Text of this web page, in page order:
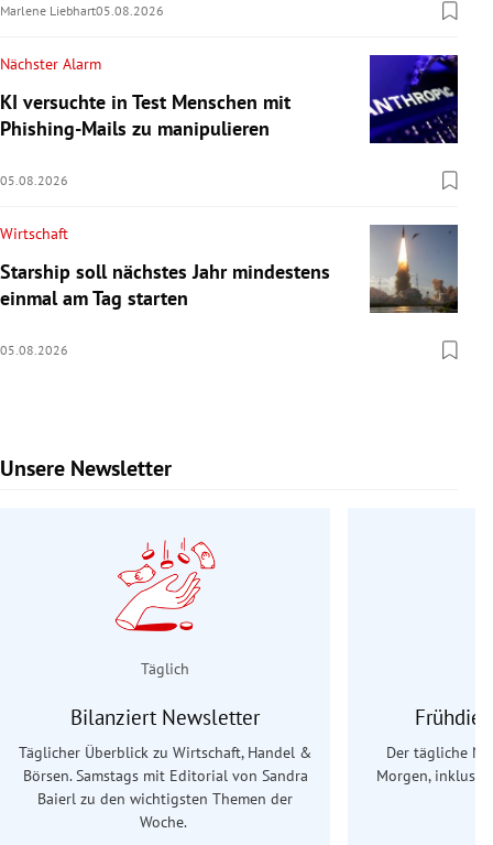
Marlene Liebhart05.08.2026
Nächster Alarm
KI versuchte in Test Menschen mit
Phishing-Mails zu manipulieren
05.08.2026
Wirtschaft
Starship soll nächstes Jahr mindestens
einmal am Tag starten
05.08.2026
Unsere Newsletter
Slide 1 von 9
Täglich
Bilanziert Newsletter
Täglicher Überblick zu Wirtschaft, Handel &
Börsen. Samstags mit Editorial von Sandra
Baierl zu den wichtigsten Themen der
Woche.
Der tägliche
Morgen,